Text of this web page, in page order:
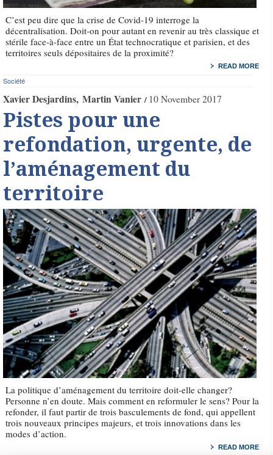
C’est peu dire que la crise de Covid-19 interroge la
décentralisation. Doit-on pour autant en revenir au très classique et
stérile face-à-face entre un État technocratique et parisien, et des
territoires seuls dépositaires de la proximité?
READ MORE
Société
Xavier Desjardins Martin Vanier 10 November 2017
Pistes pour une
refondation, urgente, de
l’aménagement du
territoire
La politique d’aménagement du territoire doit-elle changer?
Personne n’en doute. Mais comment en reformuler le sens? Pour la
refonder, il faut partir de trois basculements de fond, qui appellent
trois nouveaux principes majeurs, et trois innovations dans les
modes d’action.
READ MORE